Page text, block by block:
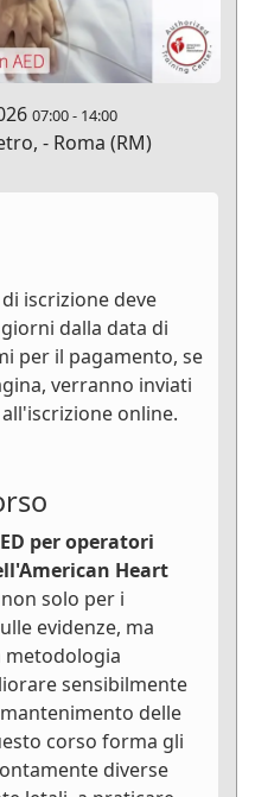
07:00- 14:00
- Roma (RM)
iscrizione deve
dalla data di
per il pagamento, se
verranno inviati
online.
per operatori
Heart
solo per i
evidenze, ma
metodologia
sensibilmente
delle
corso forma gli
diverse